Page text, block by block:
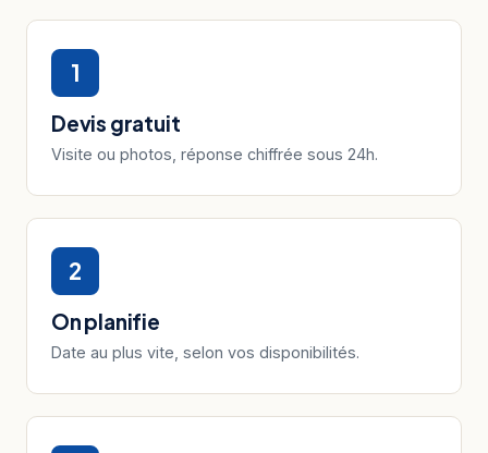
1
Devis gratuit
Visite ou photos, réponse chiffrée sous 24h.
2
On planifie
Date au plus vite, selon vos disponibilités.